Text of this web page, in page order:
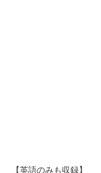
【英語のみも収録】